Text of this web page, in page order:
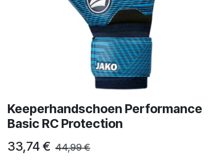
Keeperhandschoen Performance
Basic RC Protection
33,74 € 44,99€